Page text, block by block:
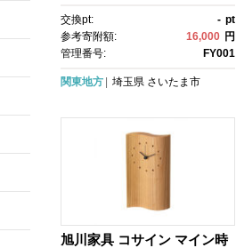
交換pt: - pt
参考寄附額:
16,000 円
管理番号:
FY001
関東地方 埼玉県 さいたま市
旭川家具 コサイン マイン時